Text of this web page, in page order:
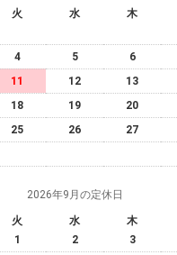
火 水 木
4 5 6
11 12 13
18 19 20
25 26 27
2026年9月の定休日
火 水 木
1
2 3